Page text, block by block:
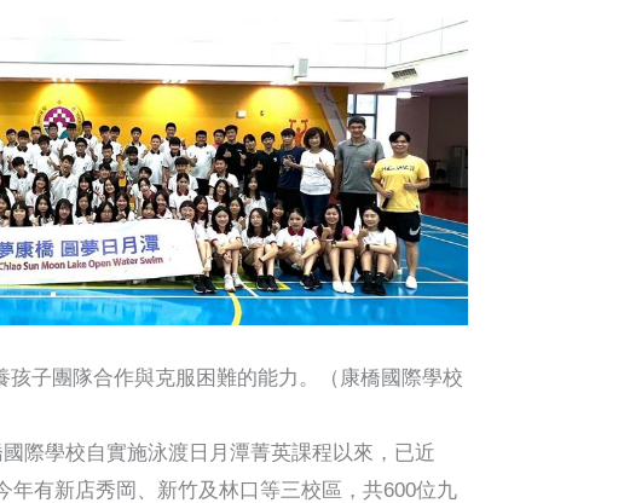
子團隊合作與克服困難的能力。（康橋國際學校
際學校自實施泳渡日月潭菁英課程以來，已近
年有新店秀岡、新竹及林口等三校區，共600位九